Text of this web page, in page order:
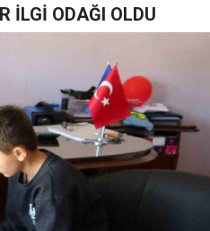
İLGİ ODAĞI OLDU